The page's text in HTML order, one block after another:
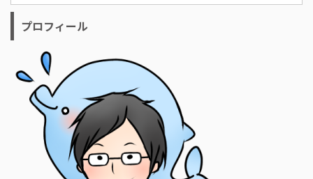
プロフィール